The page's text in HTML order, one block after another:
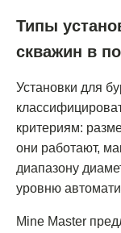
Типы
скважин в
Установки для
критериям:
они работают,
диапазону
уровню
Mine Master